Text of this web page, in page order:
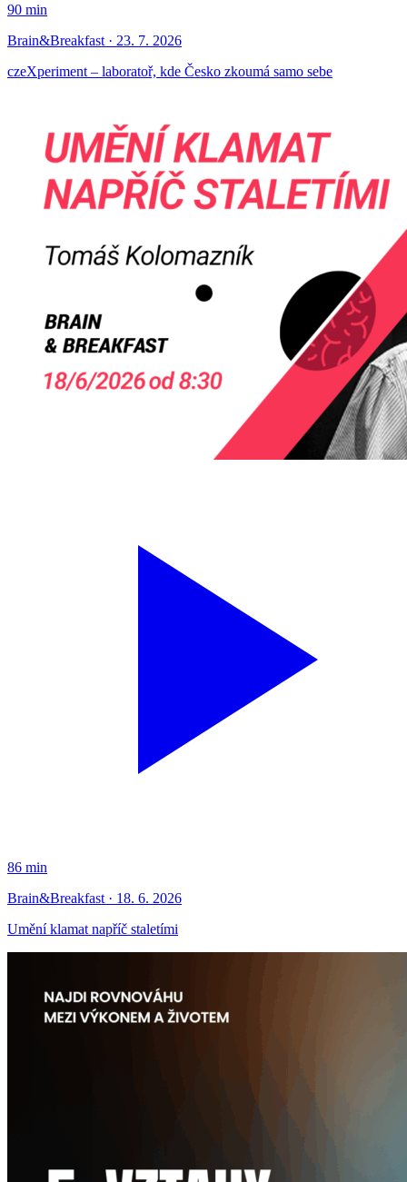
90 min
Brain&Breakfast · 23. 7. 2026
czeXperiment – laboratoř, kde Česko zkoumá samo sebe
86 min
Brain&Breakfast · 18. 6. 2026
Umění klamat napříč staletími